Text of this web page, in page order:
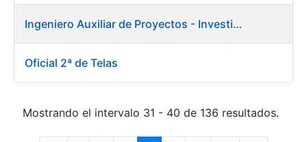
Ingeniero Auxiliar de Proyectos - Investigación y Desarrollo
Oficial 2ª de Telas
Mostrando el intervalo 31 - 40 de 136 resultados.